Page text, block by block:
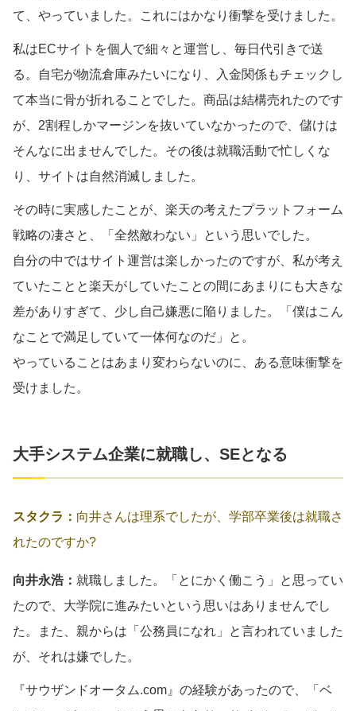
て、やっていました。これにはかなり衝撃を受けました。
私はECサイトを個人で細々と運営し、毎日代引きで送
る。自宅が物流倉庫みたいになり、入金関係もチェックし
て本当に骨が折れることでした。商品は結構売れたのです
が、2割程しかマージンを抜いていなかったので、儲けは
そんなに出ませんでした。その後は就職活動で忙しくな
り、サイトは自然消滅しました。
その時に実感したことが、楽天の考えたプラットフォーム
戦略の凄さと、「全然敵わない」という思いでした。
自分の中ではサイト運営は楽しかったのですが、私が考え
ていたことと楽天がしていたことの間にあまりにも大きな
差がありすぎて、少し自己嫌悪に陥りました。「僕はこん
なことで満足していて一体何なのだ」と。
やっていることはあまり変わらないのに、ある意味衝撃を
受けました。
大手システム企業に就職し、SEとなる
スタクラ： 向井さんは理系でしたが、学部卒業後は就職さ
れたのですか?
向井永浩： 就職しました。「とにかく働こう」と思ってい
たので、大学院に進みたいという思いはありませんでし
た。また、親からは「公務員になれ」と言われていました
が、それは嫌でした。
『サウザンドオータム.com』の経験があったので、「ベ